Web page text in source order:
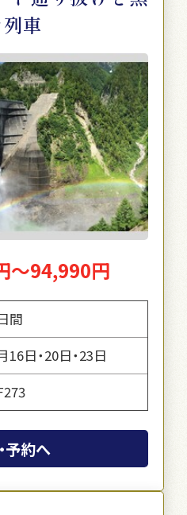
車
～94,990円
間
16日・20日・23日
予約へ